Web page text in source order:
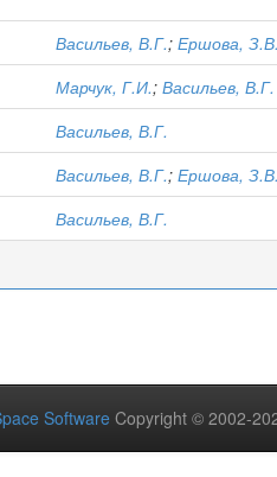
Васильев, В.Г.; Ершова, З.В.
Марчук, Г.И.; Васильев, В.Г.
Васильев, В.Г.
Васильев, В.Г.; Ершова, З.В.
Васильев, В.Г.
Software Copyright © 2002-